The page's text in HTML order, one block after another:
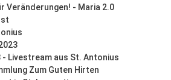
Veränderungen! - Maria 2.0
Livestream aus St. Antonius
Zum Guten Hirten